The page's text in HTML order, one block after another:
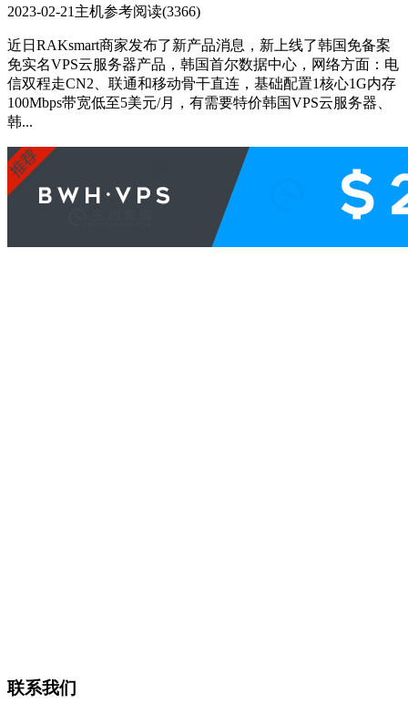
2023-02-21主机参考阅读(3366)
近日RAKsmart商家发布了新产品消息，新上线了韩国免备案
免实名VPS云服务器产品，韩国首尔数据中心，网络方面：电
信双程走CN2、联通和移动骨干直连，基础配置1核心1G内存
100Mbps带宽低至5美元/月，有需要特价韩国VPS云服务器、
韩...
联系我们